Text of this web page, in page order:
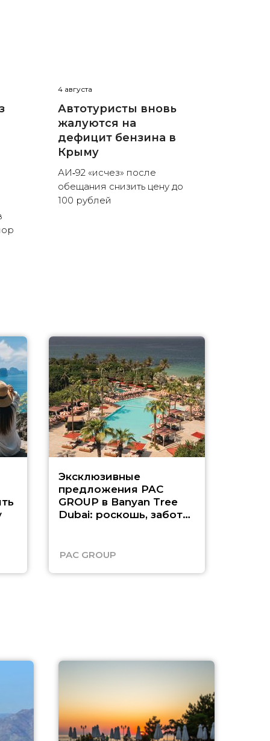
4 августа
Автотуристы вновь
жалуются на
дефицит бензина в
Крыму
АИ‑92 «исчез» после
обещания снизить цену до
100 рублей
Эксклюзивные
предложения PAC
GROUP в Banyan Tree
Dubai: роскошь, забота
PAC GROUP